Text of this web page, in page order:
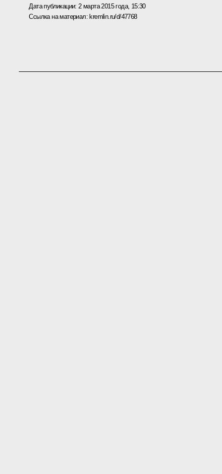
Дата публикации: 2 марта 2015 года, 15:30
Ссылка на материал: kremlin.ru/d/47768